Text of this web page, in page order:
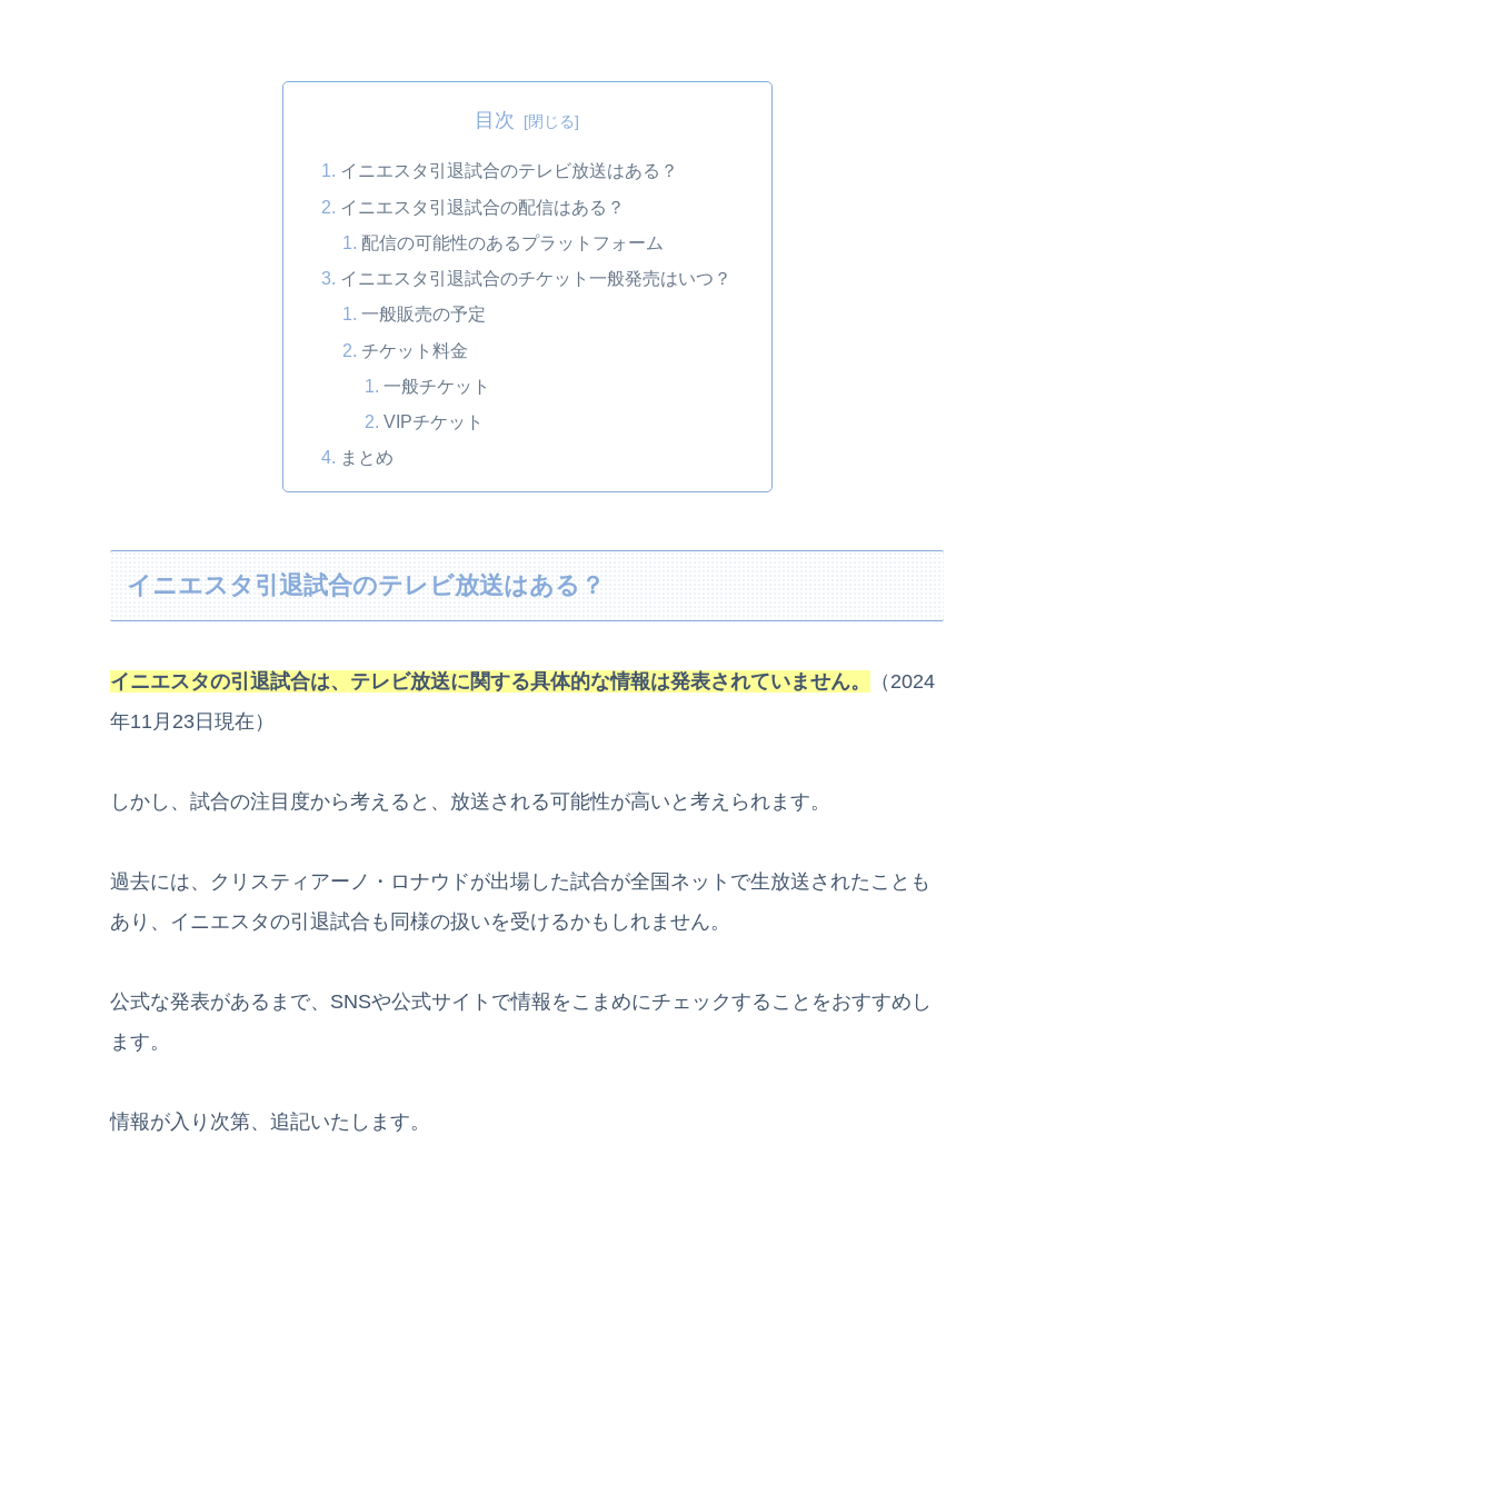
目次
イニエスタ引退試合のテレビ放送はある？
イニエスタ引退試合の配信はある？
配信の可能性のあるプラットフォーム
イニエスタ引退試合のチケット一般発売はいつ？
一般販売の予定
チケット料金
一般チケット
VIPチケット
まとめ
イニエスタ引退試合のテレビ放送はある？
イニエスタの引退試合は、テレビ放送に関する具体的な情報は発表されていません。
（2024
年11月23日現在）
しかし、試合の注目度から考えると、放送される可能性が高いと考えられます。
過去には、クリスティアーノ・ロナウドが出場した試合が全国ネットで生放送されたことも
あり、イニエスタの引退試合も同様の扱いを受けるかもしれません。
公式な発表があるまで、SNSや公式サイトで情報をこまめにチェックすることをおすすめし
ます。
情報が入り次第、追記いたします。